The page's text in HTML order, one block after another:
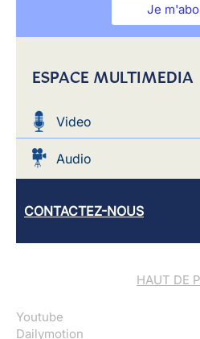
Je
ESPACE MULTIMEDIA
Video
Audio
CONTACTEZ-NOUS
HAUT DE
Youtube
Dailymotion